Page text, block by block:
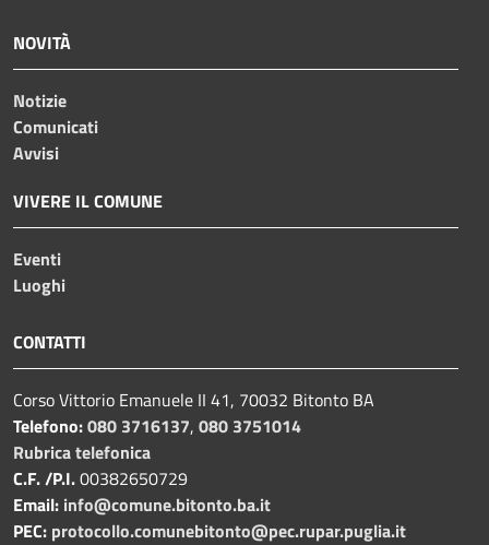
NOVITÀ
Notizie
Comunicati
Avvisi
VIVERE IL COMUNE
Eventi
Luoghi
CONTATTI
Corso Vittorio Emanuele II 41, 70032 Bitonto BA
Telefono:080 3716137, 080 3751014
Rubrica telefonica
C.F. /P.I.00382650729
Email: info@comune.bitonto.ba.it
PEC: protocollo.comunebitonto@pec.rupar.puglia.it